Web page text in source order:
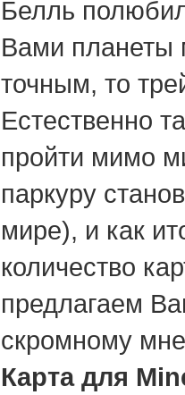
Белль
Вами планеты
точным, то
Естественно
пройти мимо
паркуру
мире), и как
количество
предлагаем
скромному
Карта для